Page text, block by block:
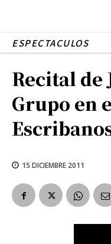
ESPECTACULOS
Recital de
Grupo en
15 DICIEMBRE 2011